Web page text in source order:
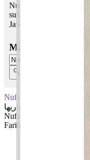
Nufa Fariha bermaksud
sukacita, gembira
Jawi:
Masukkan Nama:
Nufa Fariha
نوفا فاريها
Nufa: Yang sempurna
Fariha: Riang, sukacita,
✚ Baju Baby